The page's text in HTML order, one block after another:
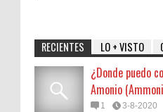
RECIENTES LO + VISTO
¿Donde puedo
Amonio
1 3-8-2020